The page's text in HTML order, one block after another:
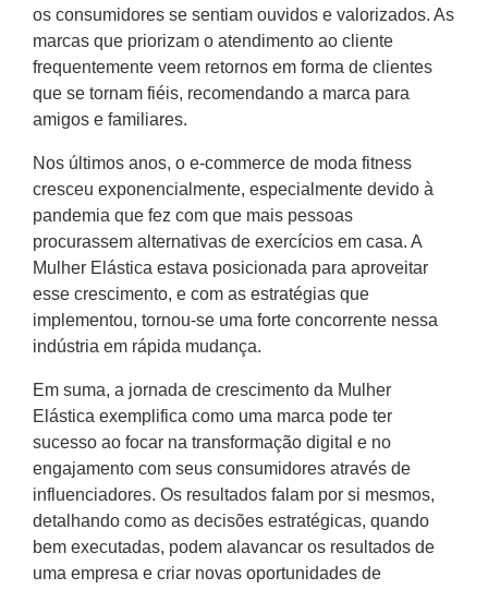
os consumidores se sentiam ouvidos e valorizados. As
marcas que priorizam o atendimento ao cliente
frequentemente veem retornos em forma de clientes
que se tornam fiéis, recomendando a marca para
amigos e familiares.
Nos últimos anos, o e-commerce de moda fitness
cresceu exponencialmente, especialmente devido à
pandemia que fez com que mais pessoas
procurassem alternativas de exercícios em casa. A
Mulher Elástica estava posicionada para aproveitar
esse crescimento, e com as estratégias que
implementou, tornou-se uma forte concorrente nessa
indústria em rápida mudança.
Em suma, a jornada de crescimento da Mulher
Elástica exemplifica como uma marca pode ter
sucesso ao focar na transformação digital e no
engajamento com seus consumidores através de
influenciadores. Os resultados falam por si mesmos,
detalhando como as decisões estratégicas, quando
bem executadas, podem alavancar os resultados de
uma empresa e criar novas oportunidades de